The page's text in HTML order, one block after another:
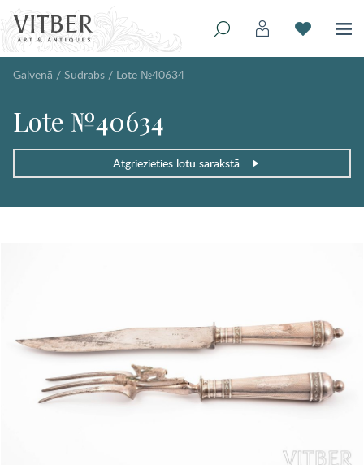
Galvenā / Sudrabs / Lote №40634
Lote №40634
Atgriezieties lotu sarakstā